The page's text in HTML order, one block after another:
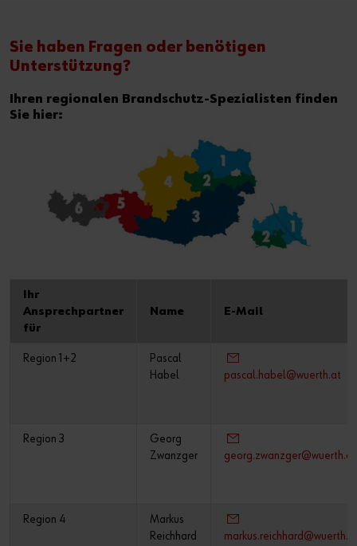
Sie haben Fragen oder benötigen
Unterstützung?
Ihren regionalen Brandschutz-Spezialisten finden
Sie hier:
Ihr
Ansprechpartner
für
Name E-Mail
Region 1+2
Pascal
Habel
pascal.habel@wuerth.at
Region 3
Georg
Zwanzger
georg.zwanzger@wuerth.at
Region 4
Markus
Reichhard